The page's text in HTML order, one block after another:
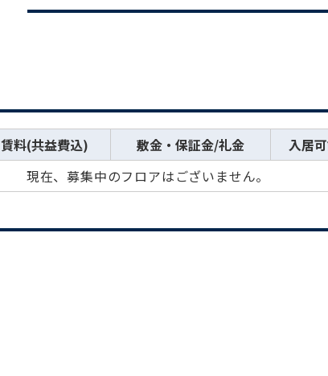
賃料(共益費込) 敷金・保証金/礼金 入居
現在、募集中のフロアはございません。